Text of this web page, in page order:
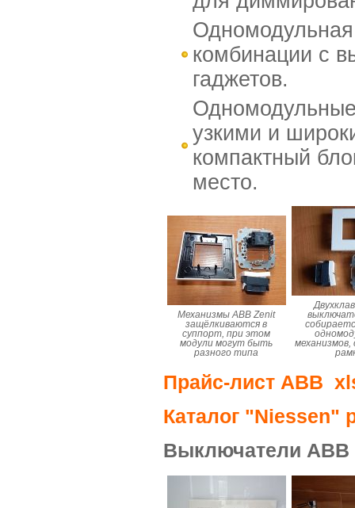
комбинации с
гаджетов.
узкими и
компактный
место.
Механизмы ABB Zenit
защёлкиваются в
суппорт, при этом
модули могут быть
разного типа
механизмов,
Прайс-лист ABB
Каталог "Niessen"
Выключатели ABB